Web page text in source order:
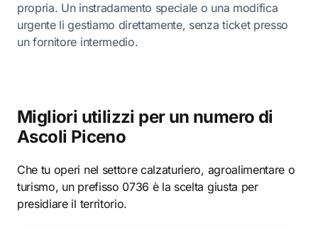
propria. Un instradamento speciale o una modifica
urgente li gestiamo direttamente, senza ticket presso
un fornitore intermedio.
Migliori utilizzi per un numero di
Ascoli Piceno
Che tu operi nel settore calzaturiero, agroalimentare o
turismo, un prefisso 0736 è la scelta giusta per
presidiare il territorio.